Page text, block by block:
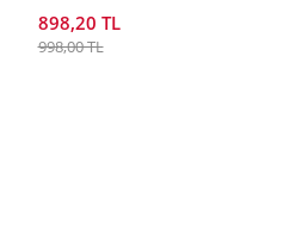
898,20 TL
998,00 TL